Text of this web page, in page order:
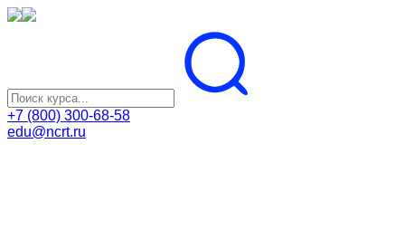
+7 (800) 300-68-58
edu@ncrt.ru